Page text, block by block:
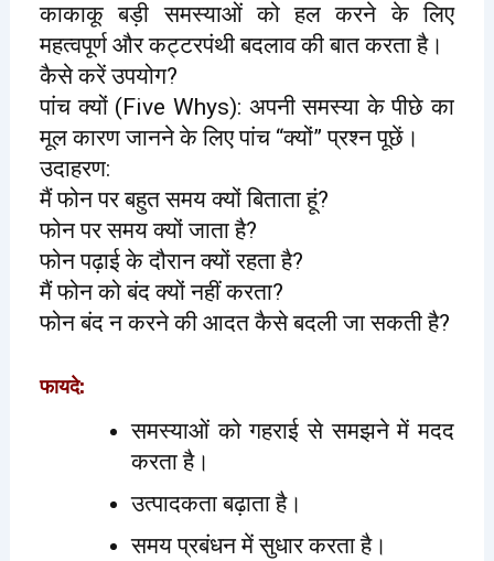
काकाकू बड़ी समस्याओं को हल करने के लिए
महत्वपूर्ण और कट्टरपंथी बदलाव की बात करता है।
कैसे करें उपयोग?
पांच क्यों (Five Whys): अपनी समस्या के पीछे का
मूल कारण जानने के लिए पांच “क्यों” प्रश्न पूछें।
उदाहरण:
मैं फोन पर बहुत समय क्यों बिताता हूं?
फोन पर समय क्यों जाता है?
फोन पढ़ाई के दौरान क्यों रहता है?
मैं फोन को बंद क्यों नहीं करता?
फोन बंद न करने की आदत कैसे बदली जा सकती है?
फायदे:
समस्याओं को गहराई से समझने में मदद
करता है।
उत्पादकता बढ़ाता है।
समय प्रबंधन में सुधार करता है।